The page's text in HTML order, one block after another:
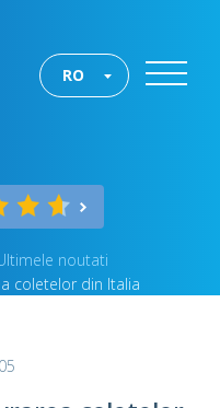
RO
noutati
coletelor din Italia